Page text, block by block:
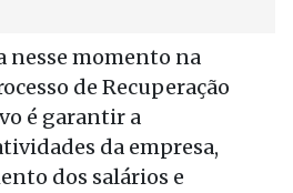
nesse momento na
de Recuperação
é garantir a
da empresa,
dos salários e